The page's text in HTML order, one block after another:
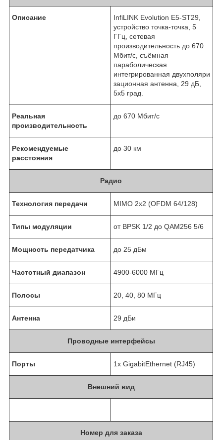
Описание
InfiLINK Evolution E5-ST29,
устройство точка-точка, 5
ГГц, сетевая
производительность до 670
Мбит/с, съёмная
параболическая
интегрированная двухполяри
зационная антенна, 29 дБ,
5x5 град.
Реальная
производительность
до 670 Мбит/с
Рекомендуемые
расстояния
до 30 км
Радио
Технология передачи MIMO 2x2 (OFDM 64/128)
Типы модуляции от BPSK 1/2 до QAM256 5/6
Мощность передатчика до 25 дБм
Частотный диапазон 4900-6000 MГц
Полосы 20, 40, 80 МГц
Антенна 29 дБи
Проводные интерфейсы
Порты 1x GigabitEthernet (RJ45)
Внешний вид
Номер для заказа